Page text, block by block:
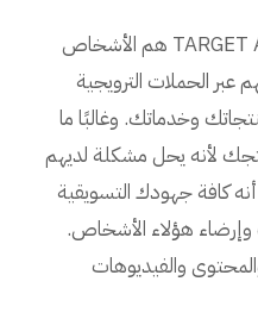
الجمهور المستهدف TARGET AUDIENCE هم الأشخاص
عبر الحملات الترويجية
وخدماتك. وغالبًا ما
لأنه يحل مشكلة لديهم
كافة جهودك التسويقية
هؤلاء الأشخاص.
والفيديوهات